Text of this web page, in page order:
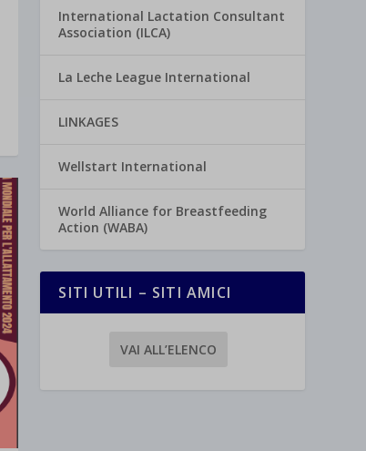
International Lactation Consultant
Association (ILCA)
La Leche League International
LINKAGES
Wellstart International
World Alliance for Breastfeeding
Action (WABA)
SITI UTILI – SITI AMICI
VAI ALL’ELENCO